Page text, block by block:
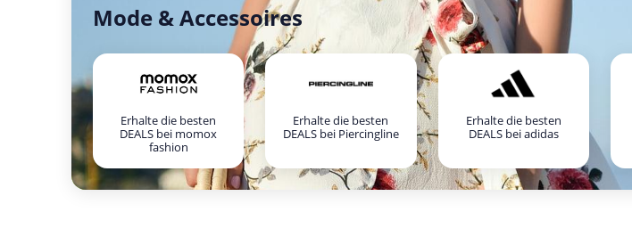
Mode & Accessoires
Erhalte die besten
DEALS bei momox
fashion
Erhalte die besten
DEALS bei Piercingline
Erhalte die besten
DEALS bei adidas